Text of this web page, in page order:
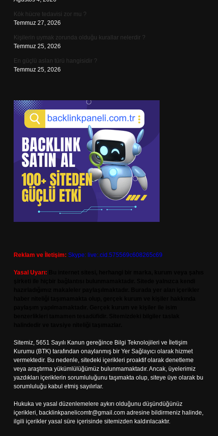
Kök hücre tedavisi zor mu ?
Temmuz 27, 2026
Kişilerin uymak zorunda olduğu kurallar nelerdir ?
Temmuz 25, 2026
En güçlü aslan türü hangisidir ?
Temmuz 25, 2026
Reklam ve İletişim: Skype: live:.cid.575569c608265c69
Yasal Uyarı:
Sitemiz, 5651 Sayılı Kanun gereğince Bilgi Teknolojileri ve İletişim
Kurumu (BTK) tarafından onaylanmış bir Yer Sağlayıcı olarak hizmet
vermektedir. Bu nedenle, sitedeki içerikleri proaktif olarak denetleme
veya araştırma yükümlülüğümüz bulunmamaktadır. Ancak, üyelerimiz
yazdıkları içeriklerin sorumluluğunu taşımakta olup, siteye üye olarak bu
sorumluluğu kabul etmiş sayılırlar.
Hukuka ve yasal düzenlemelere aykırı olduğunu düşündüğünüz
içerikleri, backlinkpanelicomtr@gmail.com adresine bildirmeniz halinde,
ilgili içerikler yasal süre içerisinde sitemizden kaldırılacaktır.